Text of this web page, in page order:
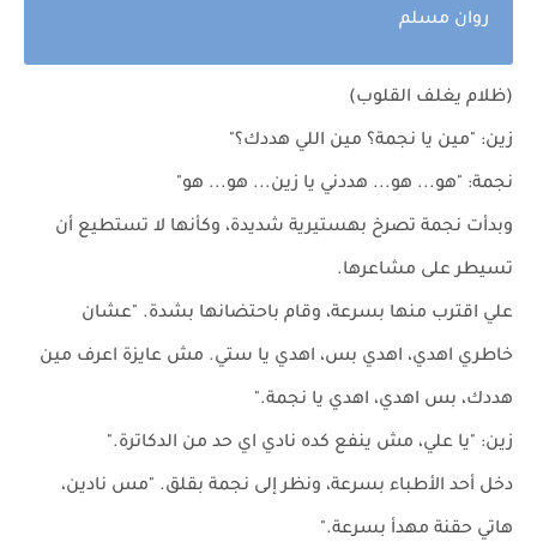
روان مسلم
(ظلام يغلف القلوب)
زين: "مين يا نجمة؟ مين اللي هددك؟"
نجمة: "هو... هو... هددني يا زين... هو... هو"
وبدأت نجمة تصرخ بهستيرية شديدة، وكأنها لا تستطيع أن
تسيطر على مشاعرها.
علي اقترب منها بسرعة، وقام باحتضانها بشدة. "عشان
خاطري اهدي، اهدي بس، اهدي يا ستي. مش عايزة اعرف مين
هددك، بس اهدي، اهدي يا نجمة."
زين: "يا علي، مش ينفع كده نادي اي حد من الدكاترة."
دخل أحد الأطباء بسرعة، ونظر إلى نجمة بقلق. "مس نادين،
هاتي حقنة مهدأ بسرعة."